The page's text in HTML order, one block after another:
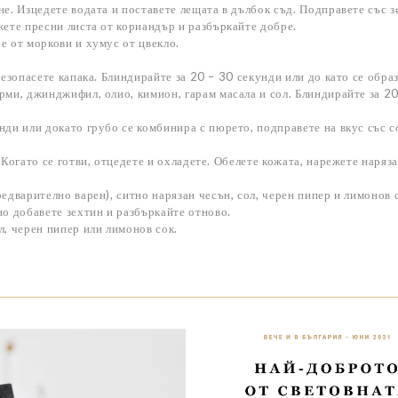
Изцедете водата и поставете лещата в дълбок съд. Подправете със
пресни листа от кориандър и разбъркайте добре.
от моркови и хумус от цвекло.
капака. Блиндирайте за 20 – 30 секунди или до като се
джинджифил, олио, кимион, гарам масала и сол. Блиндирайте за 20
или докато грубо се комбинира с пюрето, подправете на вкус със
се готви, отцедете и охладете. Обелете кожата, нарежете
варен), ситно нарязан чесън, сол, черен пипер и лимонов
добавете зехтин и разбъркайте отново.
черен пипер или лимонов сок.